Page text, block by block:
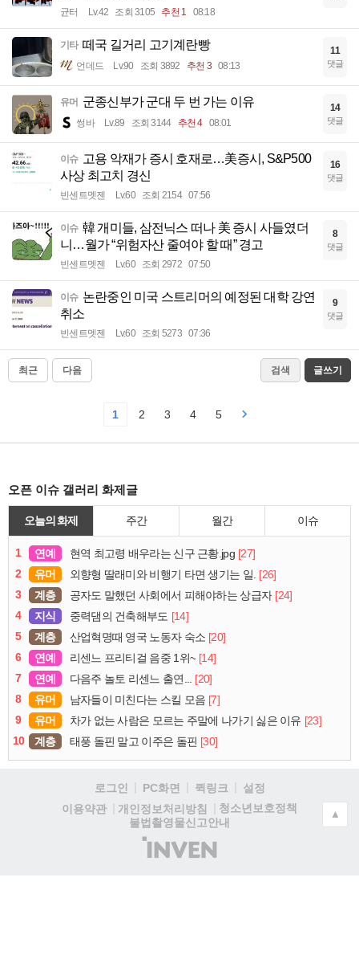
균터 Lv.42 조회 3105 추천 1 08:18
기타 떼국 길거리 고기계란빵
언데드 Lv.90 조회 3892 추천 3 08:13
11
댓글
유머 군종신부가 군대 두 번 가는 이유
썽바 Lv.89 조회 3144 추천 4 08:01
14
댓글
이슈 고용 악재가 증시 호재로…美증시, S&P500
사상 최고치 경신
빈센트멧젠 Lv.60 조회 2154 07:56
16
댓글
이슈 韓 개미들, 삼전닉스 떠나 美 증시 사들였더
니…월가 “위험자산 줄여야 할 때” 경고
빈센트멧젠 Lv.60 조회 2972 07:50
8
댓글
이슈 논란중인 미국 스트리머의 예정된 대학 강연
취소
빈센트멧젠 Lv.60 조회 5273 07:36
9
댓글
최근 다음 검색 글쓰기
1 2 3 4 5
오픈 이슈 갤러리 화제글
오늘의 화제 주간 월간 이슈
1 연예 현역 최고령 배우라는 신구 근황.jpg [27]
2
유머 외향형 딸래미와 비행기 타면 생기는 일. [26]
3
계층 공자도 말했던 사회에서 피해야하는 상급자 [24]
4
지식 중력댐의 건축해부도 [14]
5
계층 산업혁명때 영국 노동자 숙소 [20]
6
연예 리센느 프리티걸 음중 1위~ [14]
7
연예 다음주 놀토 리센느 출연... [20]
8
유머 남자들이 미친다는 스킬 모음 [7]
9
유머 차가 없는 사람은 모르는 주말에 나가기 싫은 이유 [23]
10
계층 태풍 돌핀 말고 이주은 돌핀 [30]
로그인 PC화면 퀵링크
설정
이용약관
개인정보처리방침
청소년보호정책
불법촬영물신고안내
(주)
인
▲